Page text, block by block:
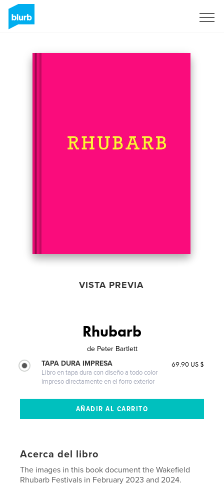
VISTA PREVIA
Rhubarb
de Peter Bartlett
TAPA DURA IMPRESA
Libro en tapa dura con diseño a todo color
impreso directamente en el forro exterior
69.90 US $
Acerca del libro
The images in this book document the Wakefield
Rhubarb Festivals in February 2023 and 2024.